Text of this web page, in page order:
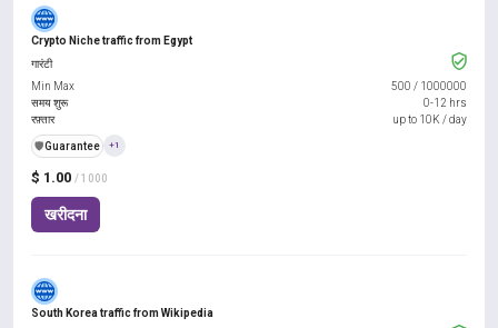
Crypto Niche traffic from Egypt
$ 1.00 / 1000
खरीदना
गारंटी
Min Max
500 / 1000000
समय शुरू
0-12 hrs
रफ़्तार
up to 10K / day
️🛡️Guarantee +1
South Korea traffic from Wikipedia